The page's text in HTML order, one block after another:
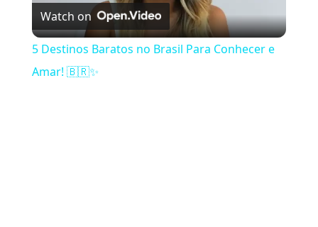
Watch on
5 Destinos Baratos no Brasil Para Conhecer e
Amar! 🇧🇷✨